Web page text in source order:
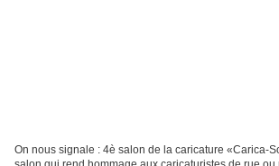
On nous signale : 4è salon de la caricature «Carica-